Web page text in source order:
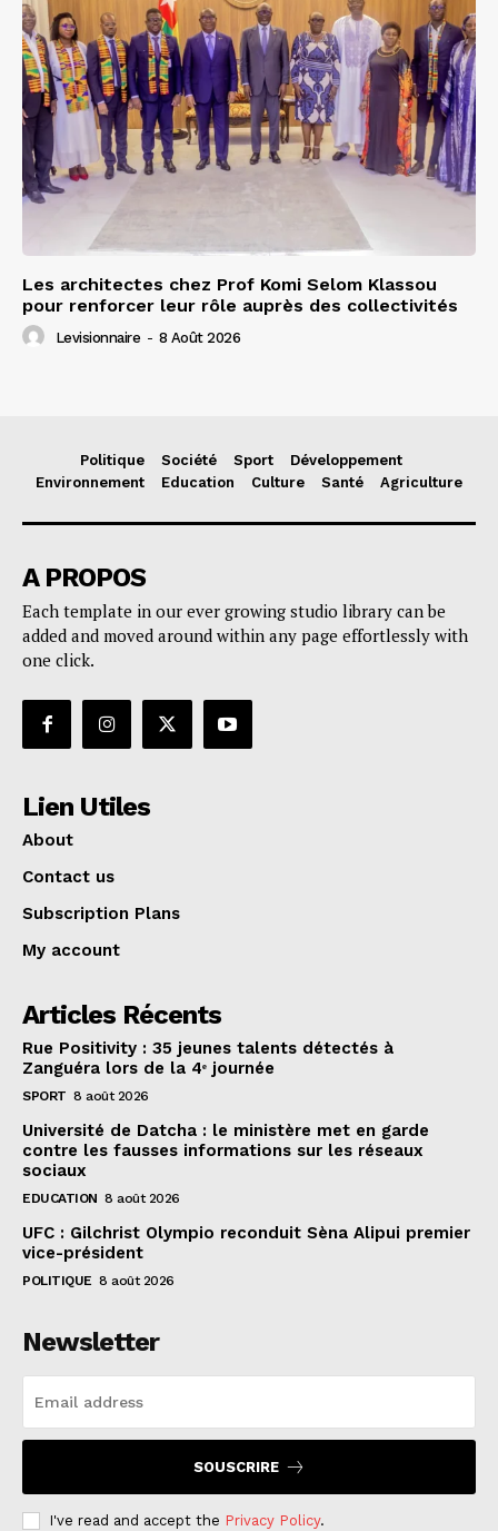
Les architectes chez Prof Komi Selom Klassou
pour renforcer leur rôle auprès des collectivités
Levisionnaire - 8 Août 2026
Politique Société Sport
Développement
Environnement
Education Culture Santé Agriculture
A PROPOS
Each template in our ever growing studio library can be
added and moved around within any page effortlessly with
one click.
Lien Utiles
About
Contact us
Subscription Plans
My account
Articles Récents
Rue Positivity : 35 jeunes talents détectés à
Zanguéra lors de la 4ᵉ journée
SPORT 8 août 2026
Université de Datcha : le ministère met en garde
contre les fausses informations sur les réseaux
sociaux
EDUCATION 8 août 2026
UFC : Gilchrist Olympio reconduit Sèna Alipui premier
vice-président
POLITIQUE 8 août 2026
Newsletter
SOUSCRIRE
I've read and accept the Privacy Policy.